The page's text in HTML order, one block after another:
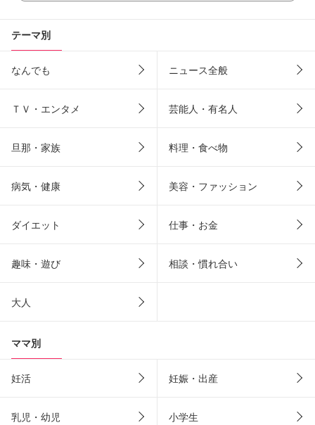
テーマ別
なんでも ニュース全般
ＴＶ・エンタメ 芸能人・有名人
旦那・家族 料理・食べ物
病気・健康 美容・ファッション
ダイエット 仕事・お金
趣味・遊び 相談・慣れ合い
大人
ママ別
妊活 妊娠・出産
乳児・幼児 小学生